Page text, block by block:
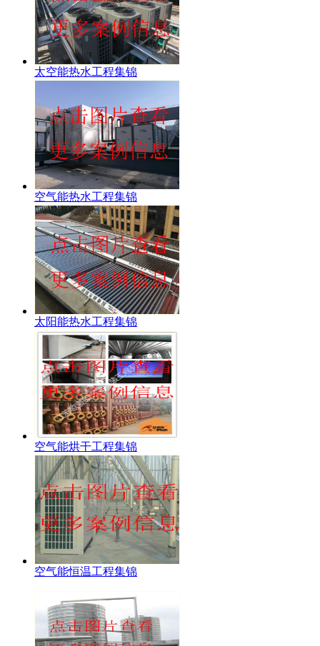
太空能热水工程集锦
空气能热水工程集锦
太阳能热水工程集锦
空气能烘干工程集锦
空气能恒温工程集锦